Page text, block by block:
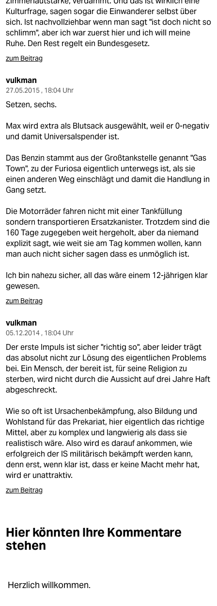
Kulturfrage, sagen sogar die Einwanderer selbst über
sich. Ist nachvollziehbar wenn man sagt "ist doch nicht so
schlimm", aber ich war zuerst hier und ich will meine
Ruhe. Den Rest regelt ein Bundesgesetz.
zum Beitrag
vulkman
27.05.2015 , 18:04 Uhr
Setzen, sechs.
Max wird extra als Blutsack ausgewählt, weil er 0-negativ
und damit Universalspender ist.
Das Benzin stammt aus der Großtankstelle genannt "Gas
Town", zu der Furiosa eigentlich unterwegs ist, als sie
einen anderen Weg einschlägt und damit die Handlung in
Gang setzt.
Die Motorräder fahren nicht mit einer Tankfüllung
sondern transportieren Ersatzkanister. Trotzdem sind die
160 Tage zugegeben weit hergeholt, aber da niemand
explizit sagt, wie weit sie am Tag kommen wollen, kann
man auch nicht sicher sagen dass es unmöglich ist.
Ich bin nahezu sicher, all das wäre einem 12-jährigen klar
gewesen.
zum Beitrag
vulkman
05.12.2014 , 18:04 Uhr
Der erste Impuls ist sicher "richtig so", aber leider trägt
das absolut nicht zur Lösung des eigentlichen Problems
bei. Ein Mensch, der bereit ist, für seine Religion zu
sterben, wird nicht durch die Aussicht auf drei Jahre Haft
abgeschreckt.
Wie so oft ist Ursachenbekämpfung, also Bildung und
Wohlstand für das Prekariat, hier eigentlich das richtige
Mittel, aber zu komplex und langwierig als dass sie
realistisch wäre. Also wird es darauf ankommen, wie
erfolgreich der IS militärisch bekämpft werden kann,
denn erst, wenn klar ist, dass er keine Macht mehr hat,
wird er unattraktiv.
zum Beitrag
Hier könnten Ihre Kommentare
stehen
Herzlich willkommen.